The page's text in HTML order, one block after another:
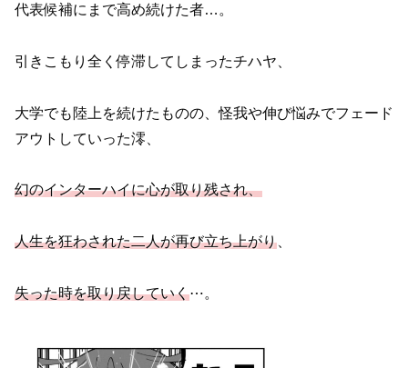
代表候補にまで高め続けた者…。
引きこもり全く停滞してしまったチハヤ、
大学でも陸上を続けたものの、怪我や伸び悩みでフェード
アウトしていった澪、
幻のインターハイに心が取り残され、
人生を狂わされた二人が再び立ち上がり
失った時を取り戻していく⋯。